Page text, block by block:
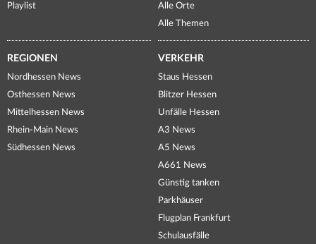
Playlist
Alle Orte
Alle Themen
REGIONEN
Nordhessen News
Osthessen News
Mittelhessen News
Rhein-Main News
Südhessen News
VERKEHR
Staus Hessen
Blitzer Hessen
Unfälle Hessen
A3 News
A5 News
A661 News
Günstig tanken
Parkhäuser
Flugplan Frankfurt
Schulausfälle